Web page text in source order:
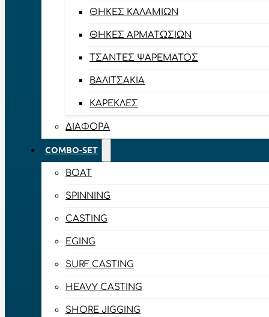
ΘΉΚΕΣ ΚΑΛΑΜΙΏΝ
ΘΉΚΕΣ ΑΡΜΑΤΩΣΙΏΝ
ΤΣΆΝΤΕΣ ΨΑΡΈΜΑΤΟΣ
ΒΑΛΙΤΣΆΚΙΑ
ΚΑΡΈΚΛΕΣ
ΔΙΆΦΟΡΑ
COMBO-SET
BOAT
SPINNING
CASTING
EGING
SURF CASTING
HEAVY CASTING
SHORE JIGGING